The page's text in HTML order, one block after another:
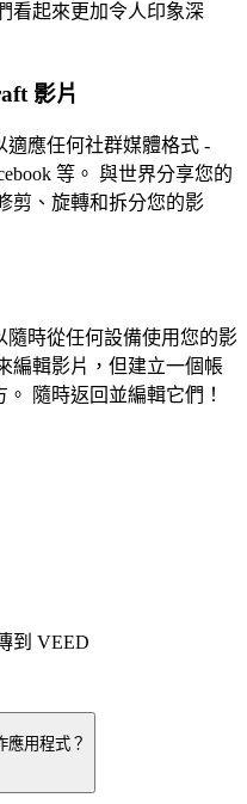
看起來更加令人印象深
影片
應任何社群媒體格式 -
等。 與世界分享您的
剪、旋轉和拆分您的影
時從任何設備使用您的影
編輯影片，但建立一個帳
隨時返回並編輯它們！
到 VEED
應用程式？